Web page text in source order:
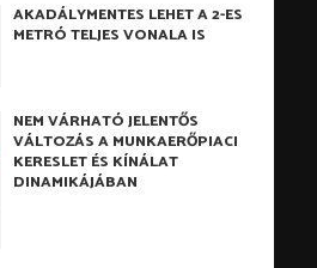
AKADÁLYMENTES LEHET A 2-ES
METRÓ TELJES VONALA IS
NEM VÁRHATÓ JELENTŐS
VÁLTOZÁS A MUNKAERŐPIACI
KERESLET ÉS KÍNÁLAT
DINAMIKÁJÁBAN